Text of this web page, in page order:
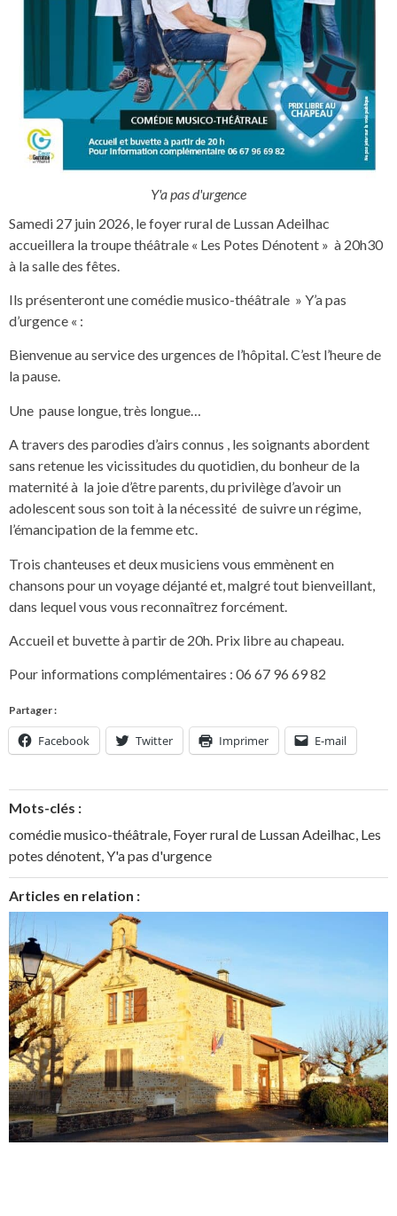
Y'a pas d'urgence
Samedi 27 juin 2026, le foyer rural de Lussan Adeilhac
accueillera la troupe théâtrale « Les Potes Dénotent » à 20h30
à la salle des fêtes.
Ils présenteront une comédie musico-théâtrale » Y’a pas
d’urgence « :
Bienvenue au service des urgences de l’hôpital. C’est l’heure de
la pause.
Une pause longue, très longue…
A travers des parodies d’airs connus , les soignants abordent
sans retenue les vicissitudes du quotidien, du bonheur de la
maternité à la joie d’être parents, du privilège d’avoir un
adolescent sous son toit à la nécessité de suivre un régime,
l’émancipation de la femme etc.
Trois chanteuses et deux musiciens vous emmènent en
chansons pour un voyage déjanté et, malgré tout bienveillant,
dans lequel vous vous reconnaîtrez forcément.
Accueil et buvette à partir de 20h. Prix libre au chapeau.
Pour informations complémentaires : 06 67 96 69 82
Partager :
Facebook Twitter Imprimer E-mail
Mots-clés :
comédie musico-théâtrale Foyer rural de Lussan Adeilhac Les
potes dénotent Y'a pas d'urgence
Articles en relation :